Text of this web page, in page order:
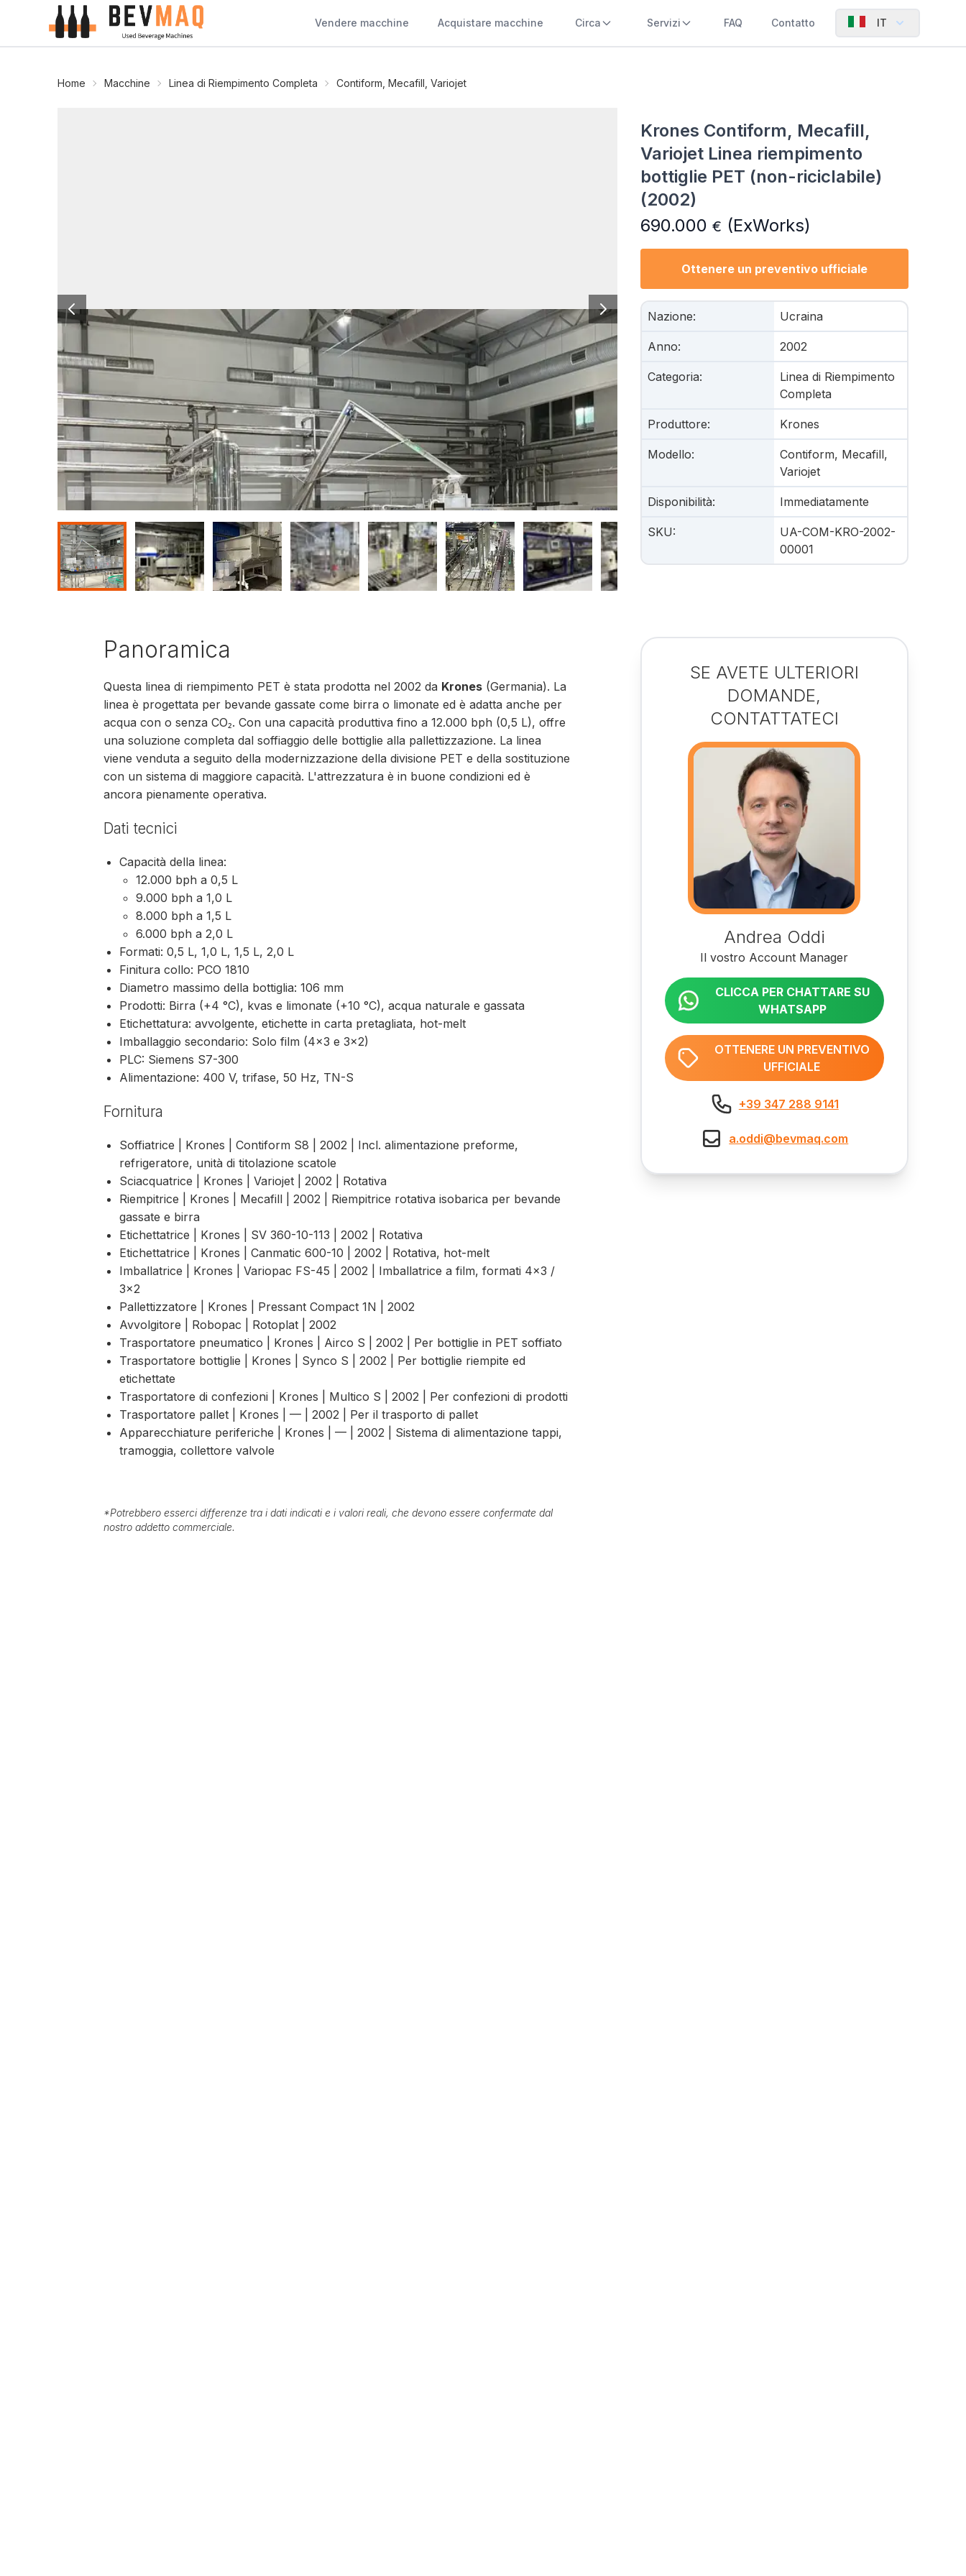
Vendere macchine Acquistare macchine Circa Servizi FAQ Contatto IT
Home Macchine Linea di Riempimento Completa Contiform, Mecafill, Variojet
Krones Contiform, Mecafill,
Variojet Linea riempimento
bottiglie PET (non-riciclabile)
(2002)
690.000 € (ExWorks)
Ottenere un preventivo ufficiale
Nazione: Ucraina
Anno: 2002
Categoria:
Linea di Riempimento
Completa
Produttore: Krones
Modello:
Contiform, Mecafill,
Variojet
Disponibilità: Immediatamente
SKU:
UA-COM-KRO-2002-
00001
Panoramica
Questa linea di riempimento PET è stata prodotta nel 2002 da Krones (Germania). La
linea è progettata per bevande gassate come birra o limonate ed è adatta anche per
acqua con o senza CO₂. Con una capacità produttiva fino a 12.000 bph (0,5 L), offre
una soluzione completa dal soffiaggio delle bottiglie alla pallettizzazione. La linea
viene venduta a seguito della modernizzazione della divisione PET e della sostituzione
con un sistema di maggiore capacità. L'attrezzatura è in buone condizioni ed è
ancora pienamente operativa.
Dati tecnici
Capacità della linea:
12.000 bph a 0,5 L
9.000 bph a 1,0 L
8.000 bph a 1,5 L
6.000 bph a 2,0 L
Formati: 0,5 L, 1,0 L, 1,5 L, 2,0 L
Finitura collo: PCO 1810
Diametro massimo della bottiglia: 106 mm
Prodotti: Birra (+4 °C), kvas e limonate (+10 °C), acqua naturale e gassata
Etichettatura: avvolgente, etichette in carta pretagliata, hot-melt
Imballaggio secondario: Solo film (4×3 e 3×2)
PLC: Siemens S7-300
Alimentazione: 400 V, trifase, 50 Hz, TN-S
Fornitura
Soffiatrice | Krones | Contiform S8 | 2002 | Incl. alimentazione preforme,
refrigeratore, unità di titolazione scatole
Sciacquatrice | Krones | Variojet | 2002 | Rotativa
Riempitrice | Krones | Mecafill | 2002 | Riempitrice rotativa isobarica per bevande
gassate e birra
Etichettatrice | Krones | SV 360-10-113 | 2002 | Rotativa
Etichettatrice | Krones | Canmatic 600-10 | 2002 | Rotativa, hot-melt
Imballatrice | Krones | Variopac FS-45 | 2002 | Imballatrice a film, formati 4×3 /
3×2
Pallettizzatore | Krones | Pressant Compact 1N | 2002
Avvolgitore | Robopac | Rotoplat | 2002
Trasportatore pneumatico | Krones | Airco S | 2002 | Per bottiglie in PET soffiato
Trasportatore bottiglie | Krones | Synco S | 2002 | Per bottiglie riempite ed
etichettate
Trasportatore di confezioni | Krones | Multico S | 2002 | Per confezioni di prodotti
Trasportatore pallet | Krones | — | 2002 | Per il trasporto di pallet
Apparecchiature periferiche | Krones | — | 2002 | Sistema di alimentazione tappi,
tramoggia, collettore valvole
*Potrebbero esserci differenze tra i dati indicati e i valori reali, che devono essere confermate dal
nostro addetto commerciale.
SE AVETE ULTERIORI
DOMANDE,
CONTATTATECI
Andrea Oddi
Il vostro Account Manager
CLICCA PER CHATTARE SU
WHATSAPP
OTTENERE UN PREVENTIVO
UFFICIALE
+39 347 288 9141
a.oddi@bevmaq.com